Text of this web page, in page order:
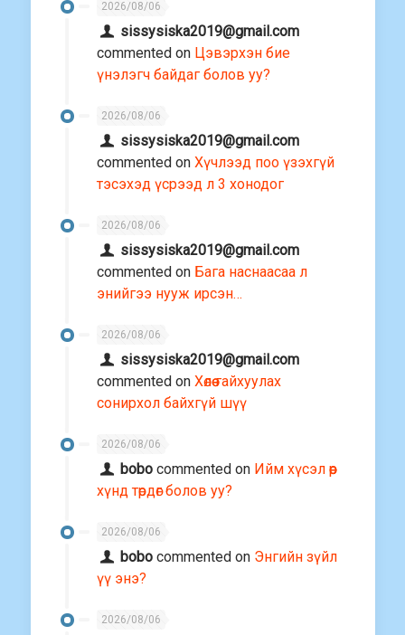
2026/08/06
sissysiska2019@gmail.com
commented on Цэвэрхэн бие
үнэлэгч байдаг болов уу?
2026/08/06
sissysiska2019@gmail.com
commented on Хүчлээд поо үзэхгүй
тэсэхэд үсрээд л 3 хонодог
2026/08/06
sissysiska2019@gmail.com
commented on Бага наснаасаа л
энийгээ нууж ирсэн…
2026/08/06
sissysiska2019@gmail.com
commented on Хөлөө гайхуулах
сонирхол байхгүй шүү
2026/08/06
bobo commented on Ийм хүсэл өөр
хүнд төрдөг болов уу?
2026/08/06
bobo commented on Энгийн зүйл
үү энэ?
2026/08/06